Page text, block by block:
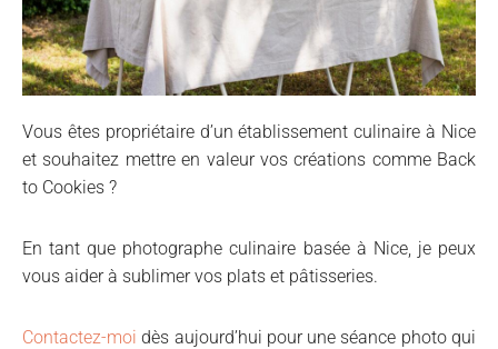
Vous êtes propriétaire d’un établissement culinaire à Nice
et souhaitez mettre en valeur vos créations comme Back
to Cookies ?
En tant que photographe culinaire basée à Nice, je peux
vous aider à sublimer vos plats et pâtisseries.
Contactez-moidès aujourd’hui pour une séance photo qui